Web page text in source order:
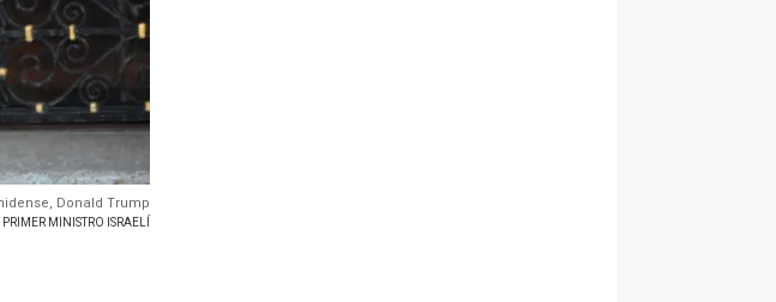
Donald Trump
MINISTRO ISRAELÍ